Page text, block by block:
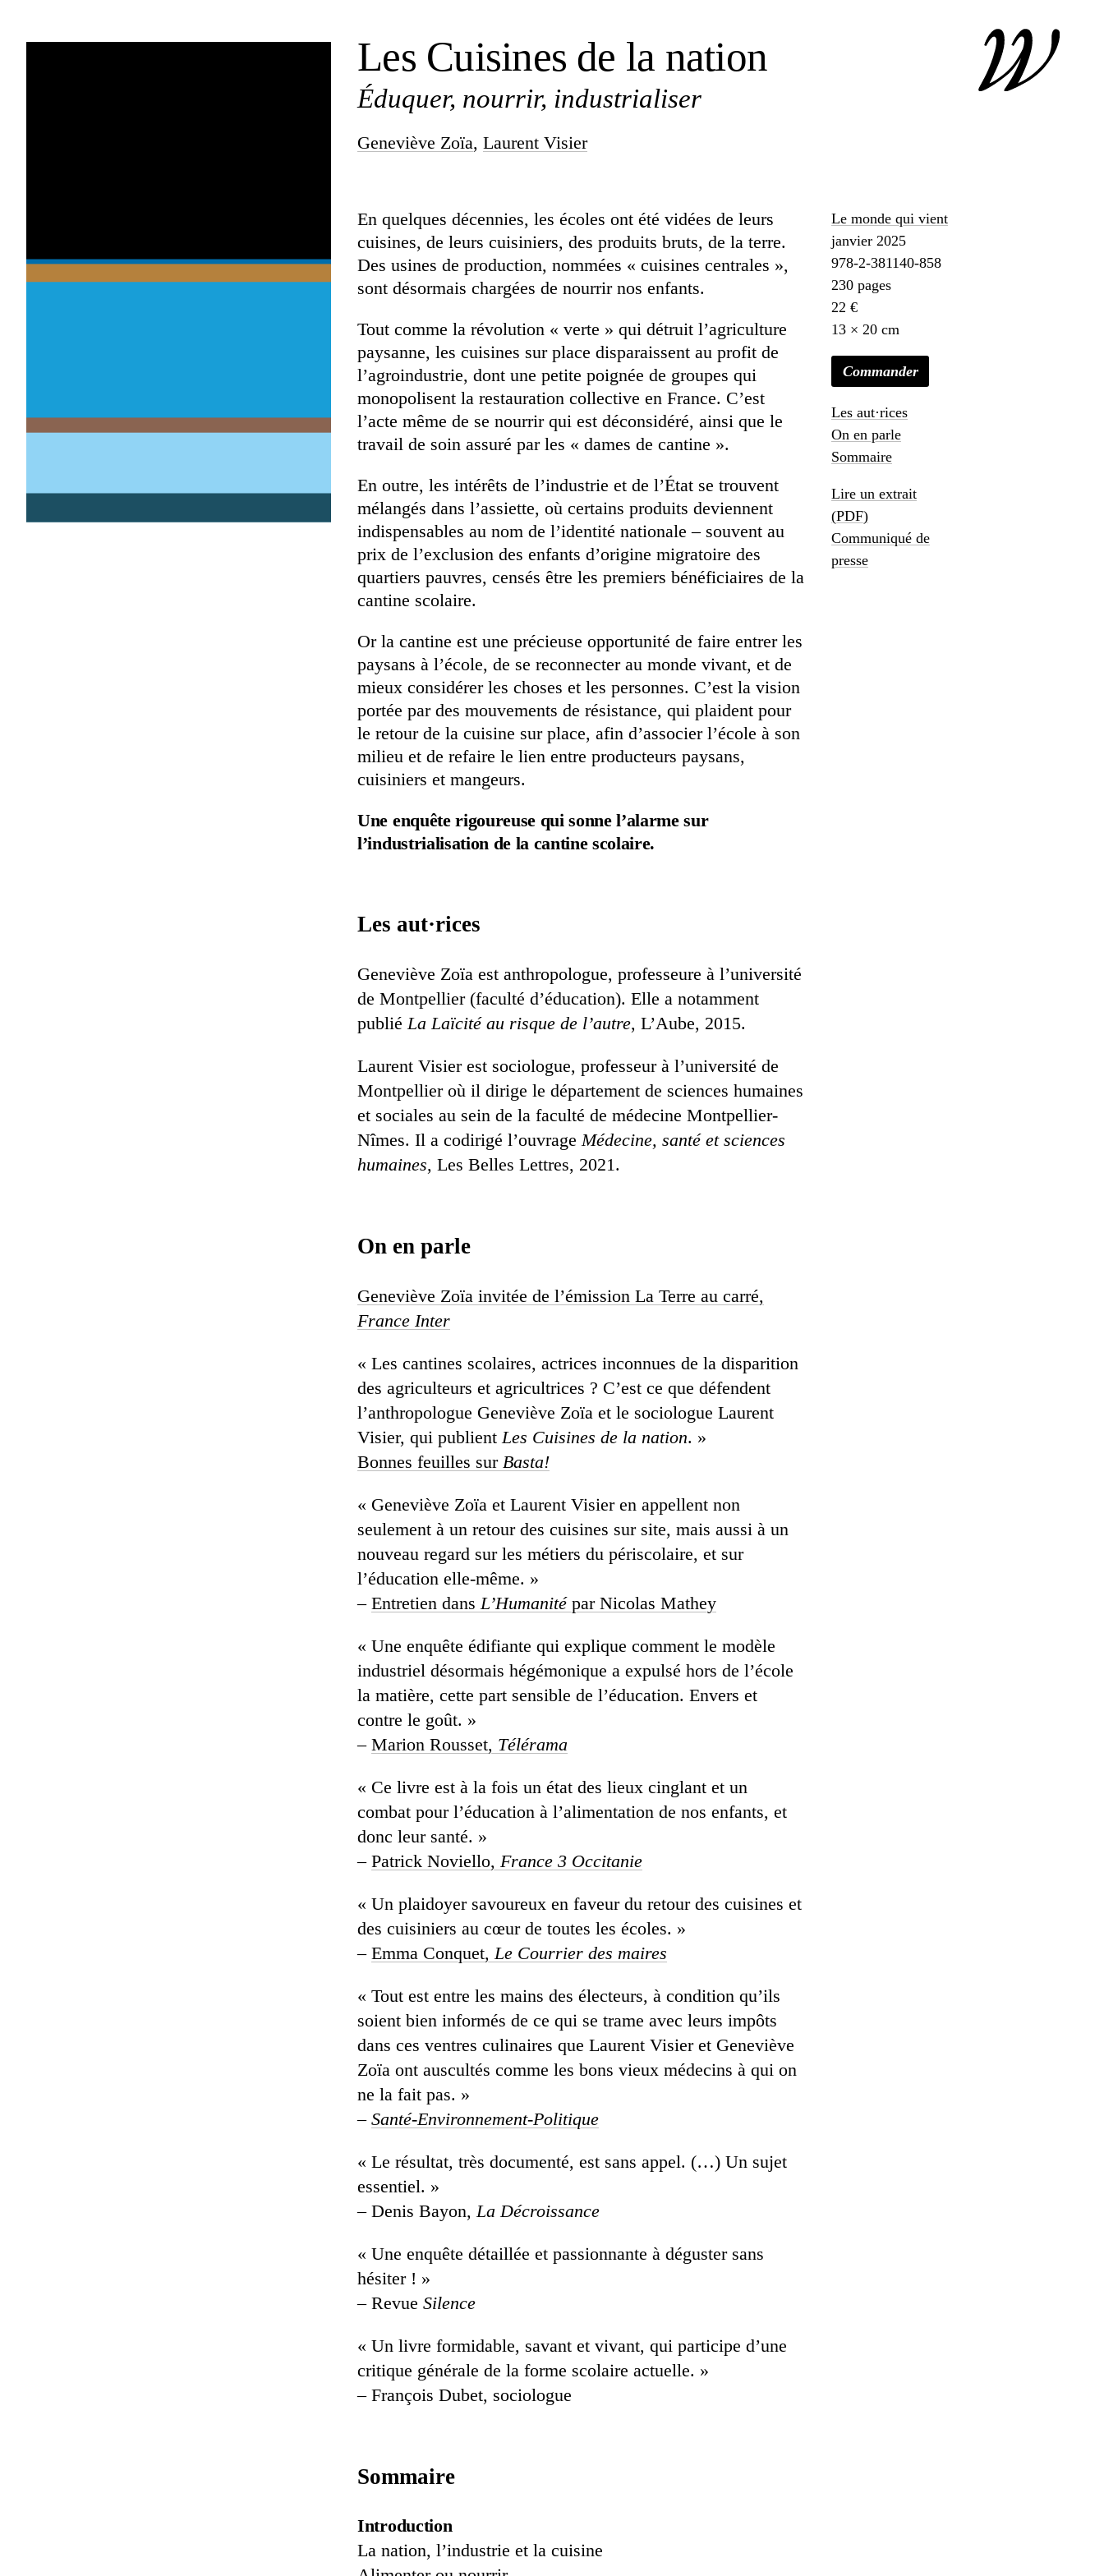
Les Cuisines de la nation
Éduquer, nourrir, industrialiser
Geneviève Zoïa,Laurent Visier
Le monde qui vient
janvier 2025
978-2-381140-858
230 pages
22 €
13 × 20 cm
Commander
Les aut·rices
On en parle
Sommaire
Lire un extrait
(PDF)
Communiqué de
presse
En quelques décennies, les écoles ont été vidées de leurs
cuisines, de leurs cuisiniers, des produits bruts, de la terre.
Des usines de production, nommées « cuisines centrales »,
sont désormais chargées de nourrir nos enfants.
Tout comme la révolution « verte » qui détruit l’agriculture
paysanne, les cuisines sur place disparaissent au profit de
l’agroindustrie, dont une petite poignée de groupes qui
monopolisent la restauration collective en France. C’est
l’acte même de se nourrir qui est déconsidéré, ainsi que le
travail de soin assuré par les « dames de cantine ».
En outre, les intérêts de l’industrie et de l’État se trouvent
mélangés dans l’assiette, où certains produits deviennent
indispensables au nom de l’identité nationale – souvent au
prix de l’exclusion des enfants d’origine migratoire des
quartiers pauvres, censés être les premiers bénéficiaires de la
cantine scolaire.
Or la cantine est une précieuse opportunité de faire entrer les
paysans à l’école, de se reconnecter au monde vivant, et de
mieux considérer les choses et les personnes. C’est la vision
portée par des mouvements de résistance, qui plaident pour
le retour de la cuisine sur place, afin d’associer l’école à son
milieu et de refaire le lien entre producteurs paysans,
cuisiniers et mangeurs.
Une enquête rigoureuse qui sonne l’alarme sur
l’industrialisation de la cantine scolaire.
Les aut·rices
Geneviève Zoïa est anthropologue, professeure à l’université
de Montpellier (faculté d’éducation). Elle a notamment
publié La Laïcité au risque de l’autre, L’Aube, 2015.
Laurent Visier est sociologue, professeur à l’université de
Montpellier où il dirige le département de sciences humaines
et sociales au sein de la faculté de médecine Montpellier-
Nîmes. Il a codirigé l’ouvrage Médecine, santé et sciences
humaines, Les Belles Lettres, 2021.
On en parle
Geneviève Zoïa invitée de l’émission La Terre au carré,
France Inter
« Les cantines scolaires, actrices inconnues de la disparition
des agriculteurs et agricultrices ? C’est ce que défendent
l’anthropologue Geneviève Zoïa et le sociologue Laurent
Visier, qui publient Les Cuisines de la nation. »
Bonnes feuilles sur Basta!
« Geneviève Zoïa et Laurent Visier en appellent non
seulement à un retour des cuisines sur site, mais aussi à un
nouveau regard sur les métiers du périscolaire, et sur
l’éducation elle-même. »
–Entretien dans L’Humanitépar Nicolas Mathey
« Une enquête édifiante qui explique comment le modèle
industriel désormais hégémonique a expulsé hors de l’école
la matière, cette part sensible de l’éducation. Envers et
contre le goût. »
–Marion Rousset, Télérama
« Ce livre est à la fois un état des lieux cinglant et un
combat pour l’éducation à l’alimentation de nos enfants, et
donc leur santé. »
–Patrick Noviello, France 3 Occitanie
« Un plaidoyer savoureux en faveur du retour des cuisines et
des cuisiniers au cœur de toutes les écoles. »
–Emma Conquet, Le Courrier des maires
« Tout est entre les mains des électeurs, à condition qu’ils
soient bien informés de ce qui se trame avec leurs impôts
dans ces ventres culinaires que Laurent Visier et Geneviève
Zoïa ont auscultés comme les bons vieux médecins à qui on
ne la fait pas. »
–Santé-Environnement-Politique
« Le résultat, très documenté, est sans appel. (…) Un sujet
essentiel. »
– Denis Bayon, La Décroissance
« Une enquête détaillée et passionnante à déguster sans
hésiter ! »
– RevueSilence
« Un livre formidable, savant et vivant, qui participe d’une
critique générale de la forme scolaire actuelle. »
– François Dubet, sociologue
Sommaire
Introduction
La nation, l’industrie et la cuisine